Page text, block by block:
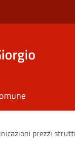
prezzi